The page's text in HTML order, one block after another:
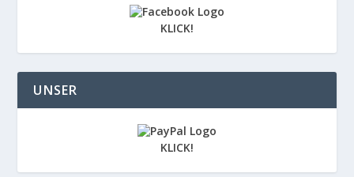
KLICK!
UNSER
KLICK!